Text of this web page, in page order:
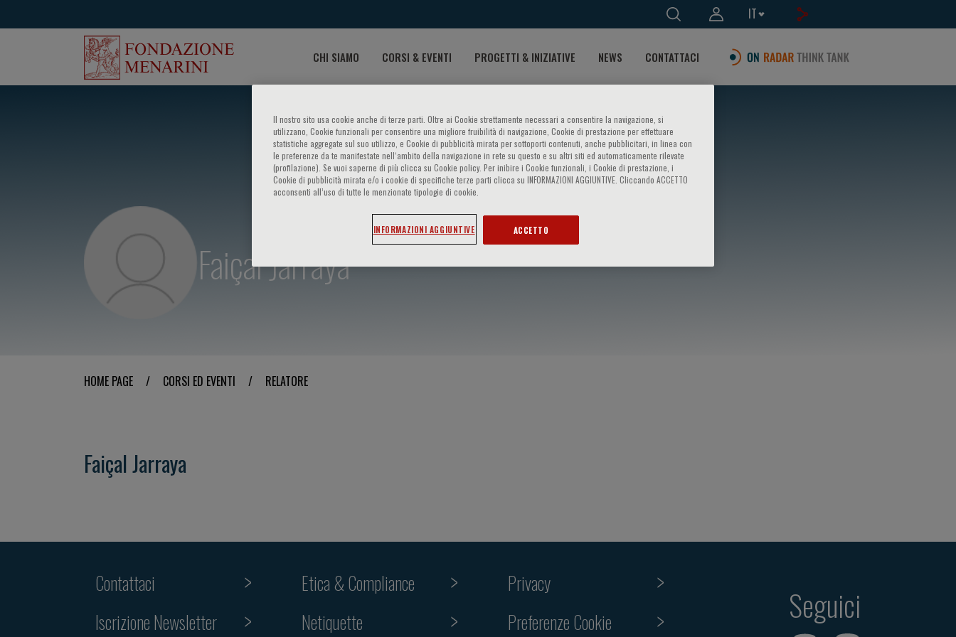
IT
CHI SIAMO CORSI & EVENTI PROGETTI & INIZIATIVE NEWS CONTATTACI
Faiçal Jarraya
HOME PAGE / CORSI ED EVENTI / RELATORE
Faiçal Jarraya
Contattaci
Iscrizione Newsletter
Etica & Compliance
Netiquette
Privacy
Preferenze Cookie
Seguici
Il nostro sito usa cookie anche di terze parti. Oltre ai Cookie strettamente necessari a consentire la navigazione, si
utilizzano, Cookie funzionali per consentire una migliore fruibilità di navigazione, Cookie di prestazione per effettuare
statistiche aggregate sul suo utilizzo, e Cookie di pubblicità mirata per sottoporti contenuti, anche pubblicitari, in linea con
le preferenze da te manifestate nell‘ambito della navigazione in rete su questo e su altri siti ed automaticamente rilevate
(profilazione). Se vuoi saperne di più clicca su Cookie policy. Per inibire i Cookie funzionali, i Cookie di prestazione, i
Cookie di pubblicità mirata e/o i cookie di specifiche terze parti clicca su INFORMAZIONI AGGIUNTIVE. Cliccando ACCETTO
acconsenti all’uso di tutte le menzionate tipologie di cookie.
INFORMAZIONI AGGIUNTIVE ACCETTO